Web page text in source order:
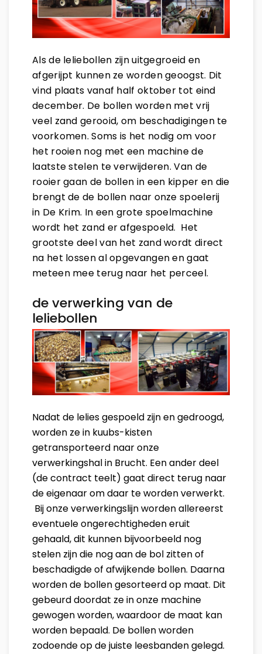
Als de leliebollen zijn uitgegroeid en
afgerijpt kunnen ze worden geoogst. Dit
vind plaats vanaf half oktober tot eind
december. De bollen worden met vrij
veel zand gerooid, om beschadigingen te
voorkomen. Soms is het nodig om voor
het rooien nog met een machine de
laatste stelen te verwijderen. Van de
rooier gaan de bollen in een kipper en die
brengt de de bollen naar onze spoelerij
in De Krim. In een grote spoelmachine
wordt het zand er afgespoeld. Het
grootste deel van het zand wordt direct
na het lossen al opgevangen en gaat
meteen mee terug naar het perceel.
de verwerking van de
leliebollen
Nadat de lelies gespoeld zijn en gedroogd,
worden ze in kuubs-kisten
getransporteerd naar onze
verwerkingshal in Brucht. Een ander deel
(de contract teelt) gaat direct terug naar
de eigenaar om daar te worden verwerkt.
Bij onze verwerkingslijn worden allereerst
eventuele ongerechtigheden eruit
gehaald, dit kunnen bijvoorbeeld nog
stelen zijn die nog aan de bol zitten of
beschadigde of afwijkende bollen. Daarna
worden de bollen gesorteerd op maat. Dit
gebeurd doordat ze in onze machine
gewogen worden, waardoor de maat kan
worden bepaald. De bollen worden
zodoende op de juiste leesbanden gelegd.